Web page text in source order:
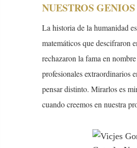
NUESTROS
La historia de la humanidad
matemáticos que descifraron
rechazaron la fama en
profesionales extraordinarios
pensar distinto. Mirarlos es
cuando creemos en nuestra